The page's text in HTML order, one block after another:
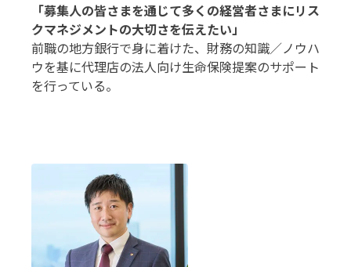
「募集人の皆さまを通じて多くの経営者さまにリス
クマネジメントの大切さを伝えたい」
前職の地方銀行で身に着けた、財務の知識／ノウハ
ウを基に代理店の法人向け生命保険提案のサポート
を行っている。